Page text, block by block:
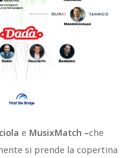
e MusixMatch –che
si prende la copertina